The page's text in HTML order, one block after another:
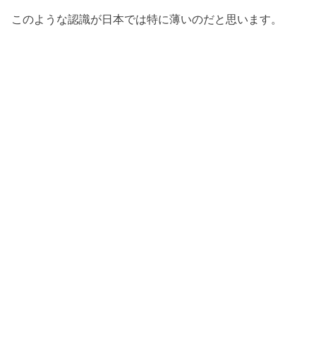
このような認識が日本では特に薄いのだと思います。